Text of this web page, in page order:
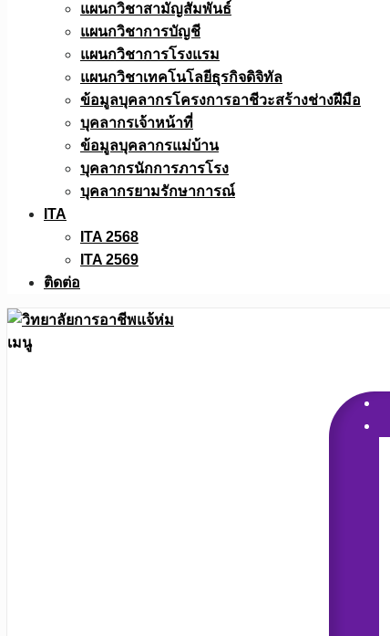
แผนกวิชาสามัญสัมพันธ์
แผนกวิชาการบัญชี
แผนกวิชาการโรงแรม
แผนกวิชาเทคโนโลยีธุรกิจดิจิทัล
ข้อมูลบุคลากรโครงการอาชีวะสร้างช่างฝีมือ
บุคลากรเจ้าหน้าที่
ข้อมูลบุคลากรแม่บ้าน
บุคลากรนักการภารโรง
บุคลากรยามรักษาการณ์
ITA
ITA 2568
ITA 2569
ติดต่อ
เมนู